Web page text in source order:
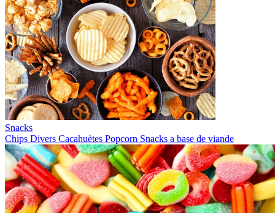
Snacks
Chips Divers Cacahuètes Popcorn Snacks a base de viande